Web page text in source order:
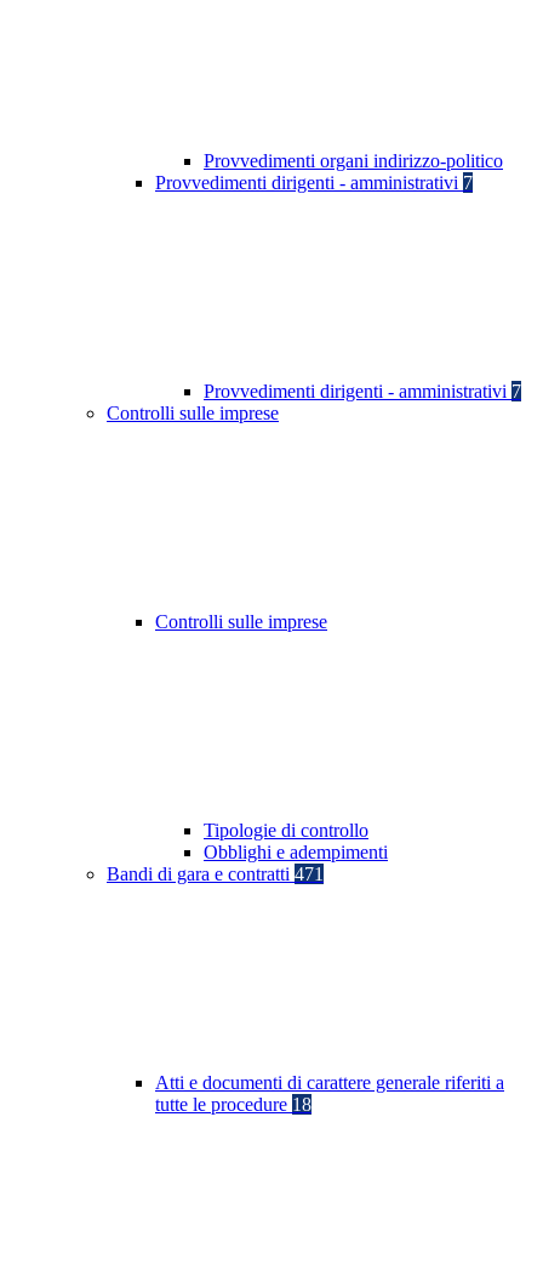
Provvedimenti organi indirizzo-politico
Provvedimenti dirigenti - amministrativi 7
Provvedimenti dirigenti - amministrativi 7
Controlli sulle imprese
Controlli sulle imprese
Tipologie di controllo
Obblighi e adempimenti
Bandi di gara e contratti 471
Atti e documenti di carattere generale riferiti a
tutte le procedure 18